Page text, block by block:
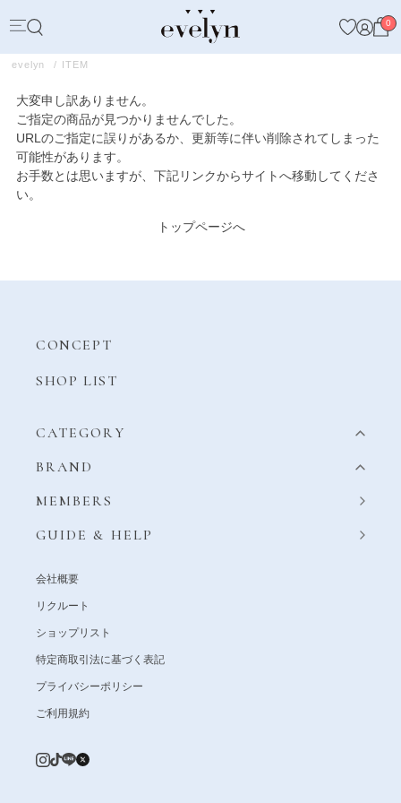
0
evelyn ITEM
大変申し訳ありません。
ご指定の商品が見つかりませんでした。
URLのご指定に誤りがあるか、更新等に伴い削除されてしまった
可能性があります。
お手数とは思いますが、下記リンクからサイトへ移動してくださ
い。
トップページへ
CONCEPT
SHOP LIST
CATEGORY
BRAND
MEMBERS
GUIDE & HELP
会社概要
リクルート
ショップリスト
特定商取引法に基づく表記
プライバシーポリシー
ご利用規約